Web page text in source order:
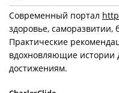
Современный портал
здоровье, саморазвитии,
Практические
вдохновляющие истории
достижениям.